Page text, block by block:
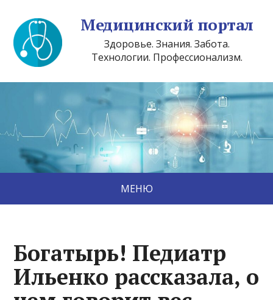
Медицинский портал
Здоровье. Знания. Забота.
Технологии. Профессионализм.
МЕНЮ
Богатырь! Педиатр
Ильенко рассказала, о